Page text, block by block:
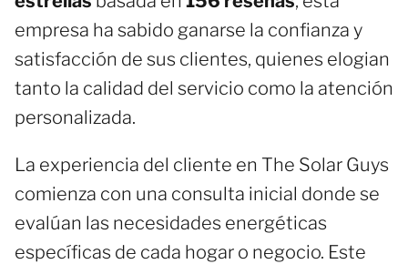
empresa ha sabido ganarse la confianza y
satisfacción de sus clientes, quienes elogian
tanto la calidad del servicio como la atención
personalizada.
La experiencia del cliente en The Solar Guys
comienza con una consulta inicial donde se
evalúan las necesidades energéticas
específicas de cada hogar o negocio. Este